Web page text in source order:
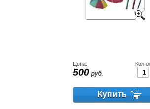
Цена:
500 руб.
Кол-